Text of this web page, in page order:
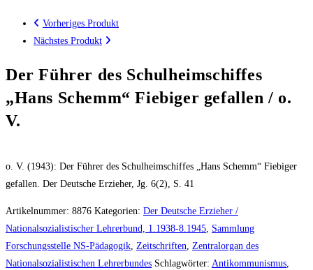
Vorheriges Produkt
Nächstes Produkt
Der Führer des Schulheimschiffes
„Hans Schemm“ Fiebiger gefallen / o.
V.
o. V. (1943): Der Führer des Schulheimschiffes „Hans Schemm“ Fiebiger
gefallen. Der Deutsche Erzieher, Jg. 6(2), S. 41
Artikelnummer: 8876 Kategorien: Der Deutsche Erzieher /
Nationalsozialistischer Lehrerbund, 1.1938-8.1945, Sammlung
Forschungsstelle NS-Pädagogik, Zeitschriften, Zentralorgan des
Nationalsozialistischen Lehrerbundes Schlagwörter: Antikommunismus,